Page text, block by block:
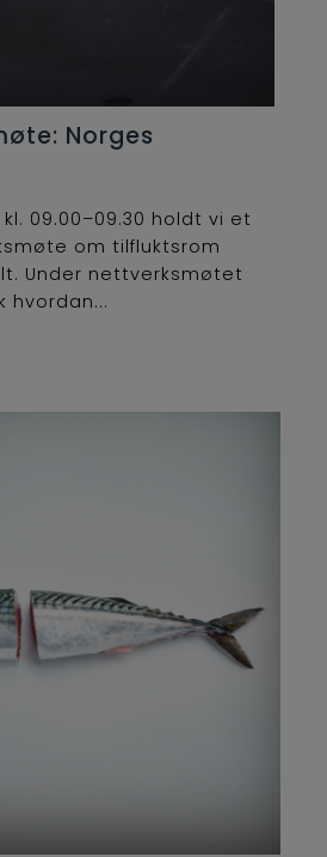
Norges
09.00–09.30 holdt vi et
om tilfluktsrom
Under nettverksmøtet
hvordan...